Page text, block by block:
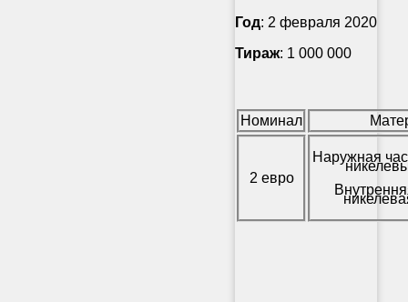
Год: 2 февраля 2020
Тираж: 1 000 000
Номинал
2 евро
Наружная